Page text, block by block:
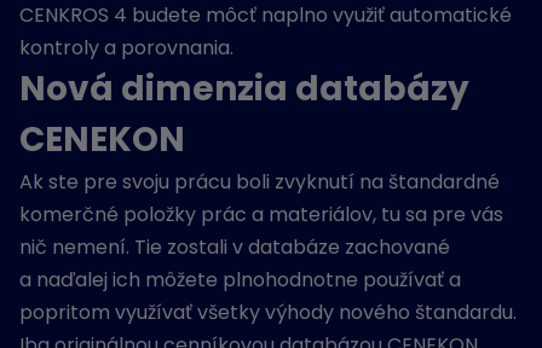
CENKROS 4 budete môcť naplno využiť automatické
kontroly a porovnania.
Nová dimenzia databázy
CENEKON
Ak ste pre svoju prácu boli zvyknutí na štandardné
komerčné položky prác a materiálov, tu sa pre vás
nič nemení. Tie zostali v databáze zachované
a naďalej ich môžete plnohodnotne používať a
popritom využívať všetky výhody nového štandardu.